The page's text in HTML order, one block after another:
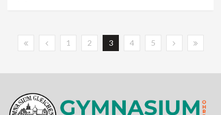
1 2 3 4 5